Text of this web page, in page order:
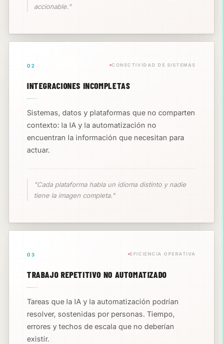
accionable."
02 CONECTIVIDAD DE SISTEMAS
INTEGRACIONES INCOMPLETAS
Sistemas, datos y plataformas que no comparten
contexto: la IA y la automatización no
encuentran la información que necesitan para
actuar.
"Cada plataforma habla un idioma distinto y nadie
tiene la imagen completa."
03 EFICIENCIA OPERATIVA
TRABAJO REPETITIVO NO AUTOMATIZADO
Tareas que la IA y la automatización podrían
resolver, sostenidas por personas. Tiempo,
errores y techos de escala que no deberían
existir.